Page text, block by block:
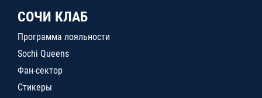
СОЧИ КЛАБ
Программа лояльности
Sochi Queens
Фан-сектор
Стикеры